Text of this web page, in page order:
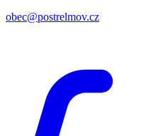
obec@postrelmov.cz